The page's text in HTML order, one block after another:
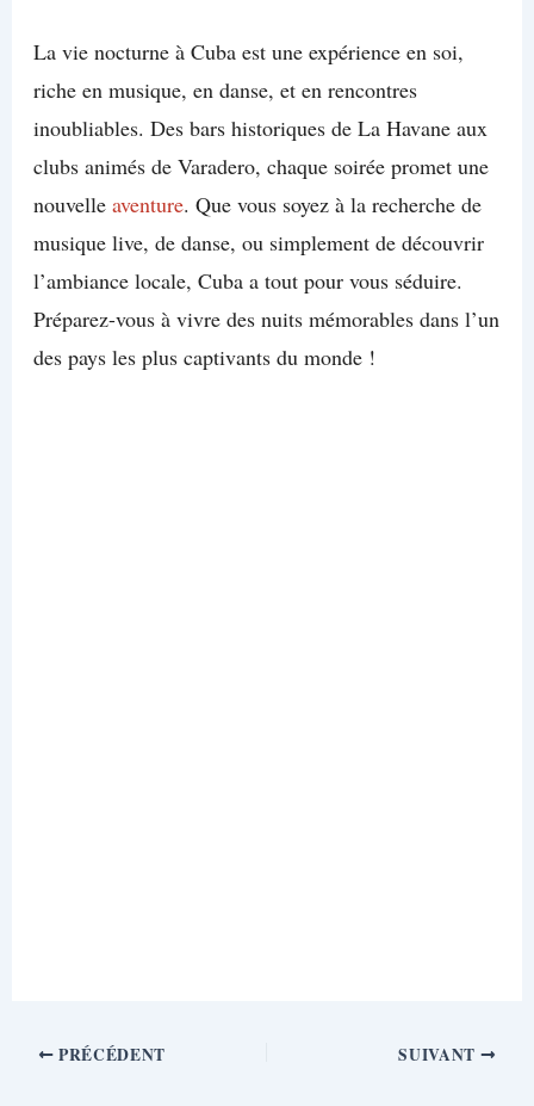
La vie nocturne à Cuba est une expérience en soi,
riche en musique, en danse, et en rencontres
inoubliables. Des bars historiques de La Havane aux
clubs animés de Varadero, chaque soirée promet une
nouvelle aventure. Que vous soyez à la recherche de
musique live, de danse, ou simplement de découvrir
l’ambiance locale, Cuba a tout pour vous séduire.
Préparez-vous à vivre des nuits mémorables dans l’un
des pays les plus captivants du monde !
PRÉCÉDENT SUIVANT